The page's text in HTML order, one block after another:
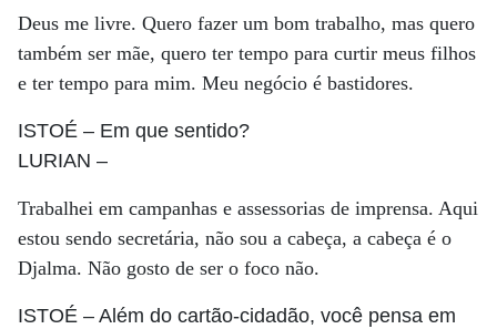
Deus me livre. Quero fazer um bom trabalho, mas quero
também ser mãe, quero ter tempo para curtir meus filhos
e ter tempo para mim. Meu negócio é bastidores.
ISTOÉ – Em que sentido?
LURIAN –
Trabalhei em campanhas e assessorias de imprensa. Aqui
estou sendo secretária, não sou a cabeça, a cabeça é o
Djalma. Não gosto de ser o foco não.
ISTOÉ – Além do cartão-cidadão, você pensa em